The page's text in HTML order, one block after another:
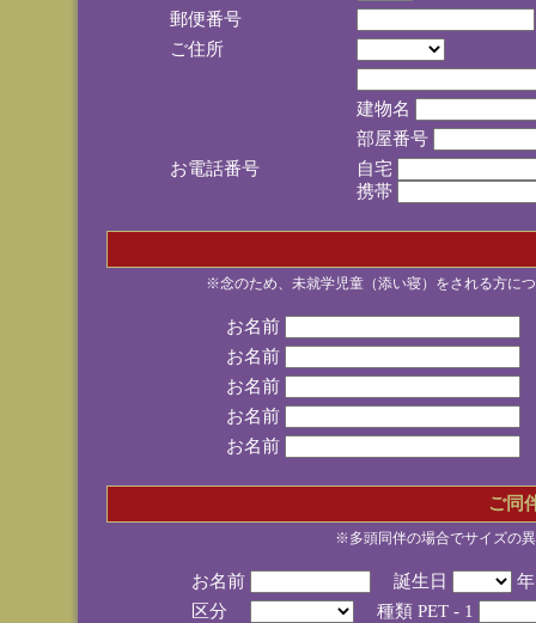
郵便番号
ご住所
建物名
部屋番号
お電話番号
自宅
携帯
※念のため、未就学児童（添い寝）をされる方に
お名前
お名前
お名前
お名前
お名前
ご同
※多頭同伴の場合でサイズの
お名前 誕生日
区分
種類 PET - 1